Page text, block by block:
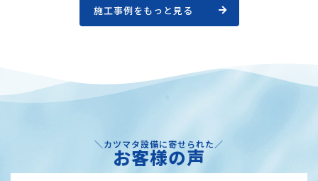
施工事例をもっと見る
＼カツマタ設備に寄せられた／
お客様の声